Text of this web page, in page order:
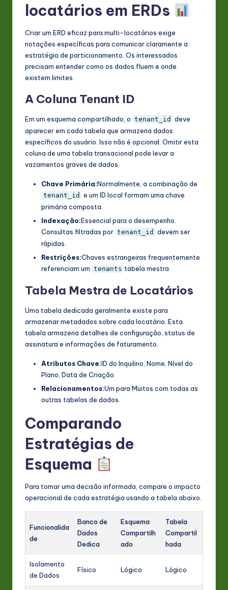
locatários em ERDs
Criar um ERD eficaz para multi-locatários exige
notações específicas para comunicar claramente a
estratégia de particionamento. Os interessados
precisam entender como os dados fluem e onde
existem limites.
A Coluna Tenant ID
Em um esquema compartilhado, o tenant_id deve
aparecer em cada tabela que armazena dados
específicos do usuário. Isso não é opcional. Omitir esta
coluna de uma tabela transacional pode levar a
vazamentos graves de dados.
Chave Primária:Normalmente, a combinação de
tenant_id e um ID local formam uma chave
primária composta.
Indexação:Essencial para o desempenho.
Consultas filtradas por tenant_id devem ser
rápidas.
Restrições:Chaves estrangeiras frequentemente
referenciam um tenants tabela mestra.
Tabela Mestra de Locatários
Uma tabela dedicada geralmente existe para
armazenar metadados sobre cada locatário. Esta
tabela armazena detalhes de configuração, status de
assinatura e informações de faturamento.
Atributos Chave:ID do Inquilino, Nome, Nível do
Plano, Data de Criação.
Relacionamentos:Um para Muitos com todas as
outras tabelas de dados.
Comparando
Estratégias de
Esquema
Para tomar uma decisão informada, compare o impacto
operacional de cada estratégia usando a tabela abaixo.
Funcionalida
de
Banco de
Dados
Dedica
Esquema
Compartilh
ado
Tabela
Compartil
hada
Isolamento
de Dados
Físico Lógico Lógico